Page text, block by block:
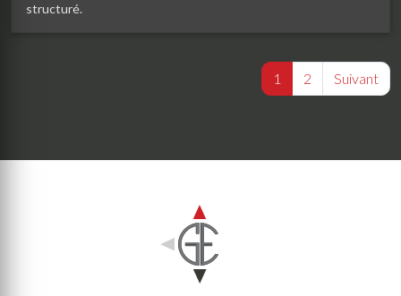
structuré.
1 (current)
2 Suivant